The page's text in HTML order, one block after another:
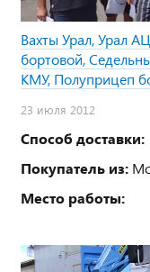
Вахты Урал, Урал
бортовой,
КМУ, Полуприцеп
23 июля 2012
Способ доставки:
Покупатель из:
Место работы: